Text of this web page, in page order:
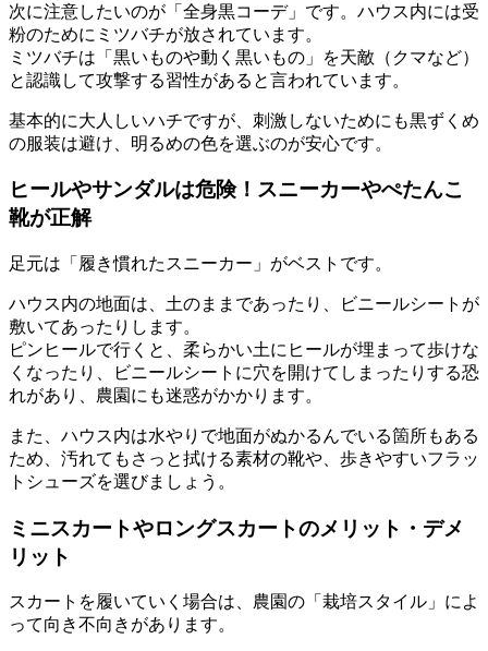
次に注意したいのが「全身黒コーデ」です。ハウス内には受
粉のためにミツバチが放されています。
ミツバチは 「黒いものや動く黒いもの」を天敵（クマなど）
と認識して攻撃する習性があると言われています。
基本的に大人しいハチですが、刺激しないためにも黒ずくめ
の服装は避け、明るめの色を選ぶのが安心です。
ヒールやサンダルは危険！スニーカーやぺたんこ
靴が正解
足元は 「履き慣れたスニーカー」 がベストです。
ハウス内の地面は、土のままであったり、ビニールシートが
敷いてあったりします。
ピンヒールで行くと、柔らかい土にヒールが埋まって歩けな
くなったり、ビニールシートに穴を開けてしまったりする恐
れがあり、農園にも迷惑がかかります。
また、ハウス内は水やりで地面がぬかるんでいる箇所もある
ため、汚れてもさっと拭ける素材の靴や、歩きやすいフラッ
トシューズを選びましょう。
ミニスカートやロングスカートのメリット・デメ
リット
スカートを履いていく場合は、農園の「栽培スタイル」によ
って向き不向きがあります。